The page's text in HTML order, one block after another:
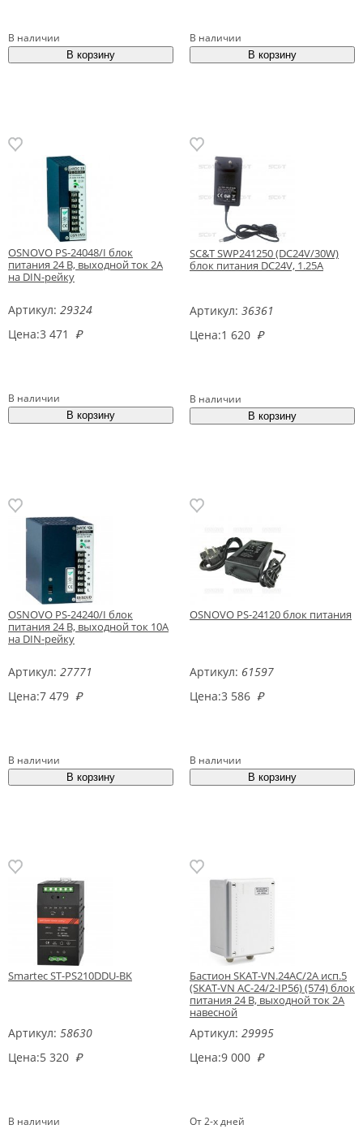
В наличии В наличии
OSNOVO PS-24048/I блок
питания 24 В, выходной ток 2А
на DIN-рейку
Артикул: 29324
Цена:3 471 ₽
В наличии
SC&T SWP241250 (DC24V/30W)
блок питания DC24V, 1.25A
Артикул: 36361
Цена:1 620 ₽
В наличии
OSNOVO PS-24240/I блок
питания 24 В, выходной ток 10А
на DIN-рейку
Артикул: 27771
Цена:7 479 ₽
В наличии
OSNOVO PS-24120 блок питания
Артикул: 61597
Цена:3 586 ₽
В наличии
Smartec ST-PS210DDU-BK
Артикул: 58630
Цена:5 320 ₽
В наличии
Бастион SKAT-VN.24AC/2А исп.5
(SKAT-VN AC-24/2-IP56) (574) блок
питания 24 В, выходной ток 2А
навесной
Артикул: 29995
Цена:9 000 ₽
От 2-х дней